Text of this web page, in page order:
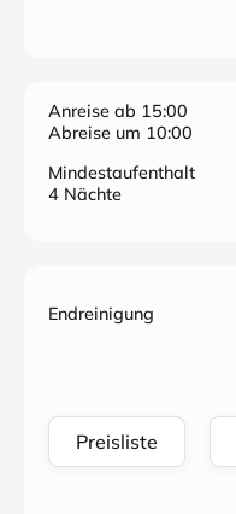
Anreise ab 15:00
Abreise um 10:00
Mindestaufenthalt
4 Nächte
Endreinigung
Preisliste